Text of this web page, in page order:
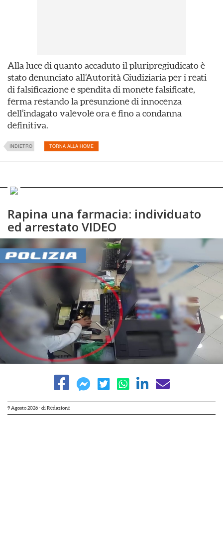
Alla luce di quanto accaduto il pluripregiudicato è
stato denunciato all’Autorità Giudiziaria per i reati
di falsificazione e spendita di monete falsificate,
ferma restando la presunzione di innocenza
dell’indagato valevole ora e fino a condanna
definitiva.
INDIETRO TORNA ALLA HOME
Rapina una farmacia: individuato
ed arrestato VIDEO
9 Agosto 2026- di Redazione